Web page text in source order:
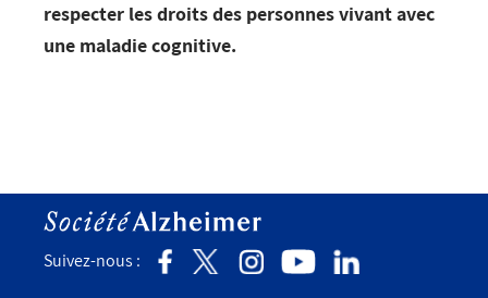
respecter les droits des personnes vivant avec
une maladie cognitive.
Suivez-nous :